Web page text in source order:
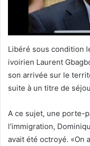
Libéré sous condition
ivoirien Laurent
son arrivée sur le
suite à un titre de
A ce sujet, une porte-
l’immigration,
avait été octroyé. «On